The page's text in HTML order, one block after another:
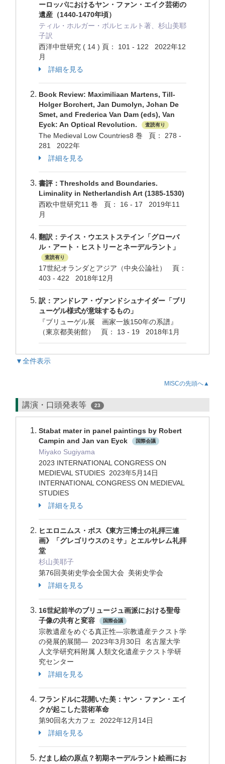
ーロッパにおけるヤン・ファン・エイク芸術の
遺産（1440-1470年頃）
ティル・ホルガー・ボルヒェルト著、杉山美耶
子訳
西洋中世研究 ( 14 ) 頁： 101 - 122 2022年12
月
詳細を見る
Book Review: Maximiliaan Martens, Till-
Holger Borchert, Jan Dumolyn, Johan De
Smet, and Frederica Van Dam (eds), Van
Eyck: An Optical Revolution.
査読有り
The Medieval Low Countries8 巻 頁： 278 -
281 2022年
詳細を見る
書評：Thresholds and Boundaries.
Liminality in Netherlandish Art (1385-1530)
西欧中世研究11 巻 頁： 16 - 17 2019年11
月
翻訳：テイス・ウエストステイン「グローバ
ル・アート・ヒストリーとネーデルラント」
査読有り
17世紀オランダとアジア（中央公論社） 頁：
403 - 422 2018年12月
訳：アンドレア・ヴァンドシュナイダー「ブリ
ューゲル様式が意味するもの」
『ブリューゲル展 画家一族150年の系譜』
（東京都美術館） 頁： 13 - 19 2018年1月
▼全件表示
MISCの先頭へ▲
講演・口頭発表等 23
Stabat mater in panel paintings by Robert
Campin and Jan van Eyck
国際会議
Miyako Sugiyama
2023 INTERNATIONAL CONGRESS ON
MEDIEVAL STUDIES 2023年5月14日
INTERNATIONAL CONGRESS ON MEDIEVAL
STUDIES
詳細を見る
ヒエロニムス・ボス《東方三博士の礼拝三連
画》「グレゴリウスのミサ」とエルサレム礼拝
堂
杉山美耶子
第76回美術史学会全国大会 美術史学会
詳細を見る
16世紀前半のブリュージュ画派における聖母
子像の共有と変容
国際会議
宗教遺産をめぐる真正性―宗教遺産テクスト学
の発展的展開― 2023年3月30日 名古屋大学
人文学研究科附属 人類文化遺産テクスト学研
究センター
詳細を見る
フランドルに花開いた美：ヤン・ファン・エイ
クが起こした芸術革命
第90回名大カフェ 2022年12月14日
詳細を見る
だまし絵の原点？初期ネーデルラント絵画にお